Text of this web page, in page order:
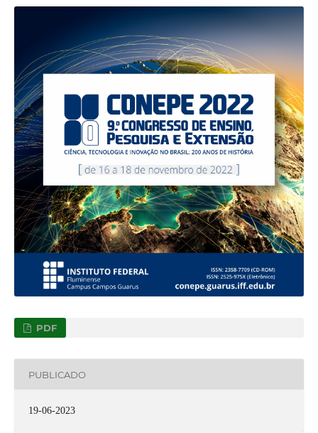
PDF
PUBLICADO
19-06-2023